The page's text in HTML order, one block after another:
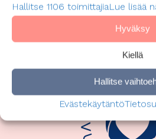
Hallitse 1106 toimittajiaLue lisää
Hyväksy
Kiellä
Hallitse
Evästekäytäntö